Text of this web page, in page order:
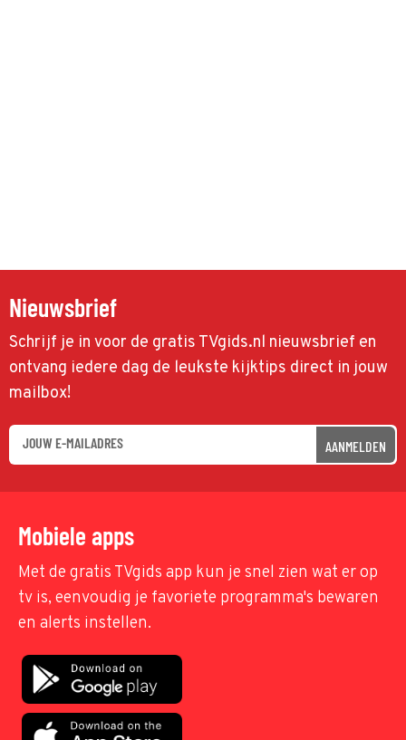
Nieuwsbrief
Schrijf je in voor de gratis TVgids.nl nieuwsbrief en
ontvang iedere dag de leukste kijktips direct in jouw
mailbox!
AANMELDEN
Mobiele apps
Met de gratis TVgids app kun je snel zien wat er op
tv is, eenvoudig je favoriete programma's bewaren
en alerts instellen.